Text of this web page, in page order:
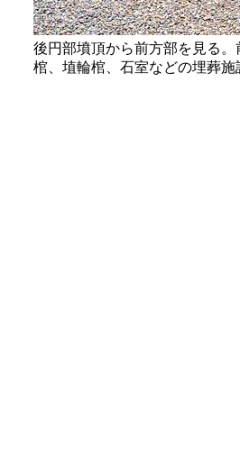
後円部墳頂から前方部を見る
棺、埴輪棺、石室などの埋葬施